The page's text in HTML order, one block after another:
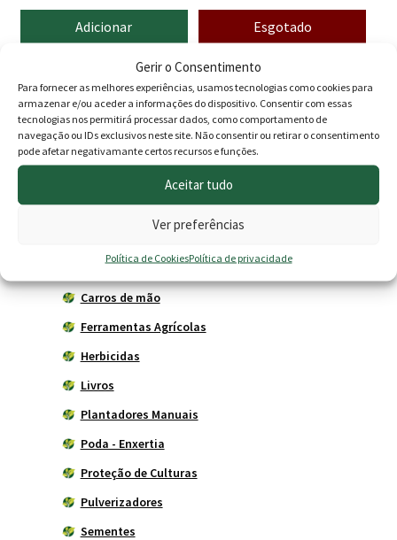
Gerir o Consentimento
Para fornecer as melhores experiências, usamos tecnologias como cookies para
armazenar e/ou aceder a informações do dispositivo. Consentir com essas
tecnologias nos permitirá processar dados, como comportamento de
navegação ou IDs exclusivos neste site. Não consentir ou retirar o consentimento
pode afetar negativamante certos recursos e funções.
Aceitar tudo
Ver preferências
Política de CookiesPolítica de privacidade
Adicionar Esgotado
Produtos
Agricultura
Acessórios
Adubos
Carros de mão
Ferramentas Agrícolas
Herbicidas
Livros
Plantadores Manuais
Poda - Enxertia
Proteção de Culturas
Pulverizadores
Sementes